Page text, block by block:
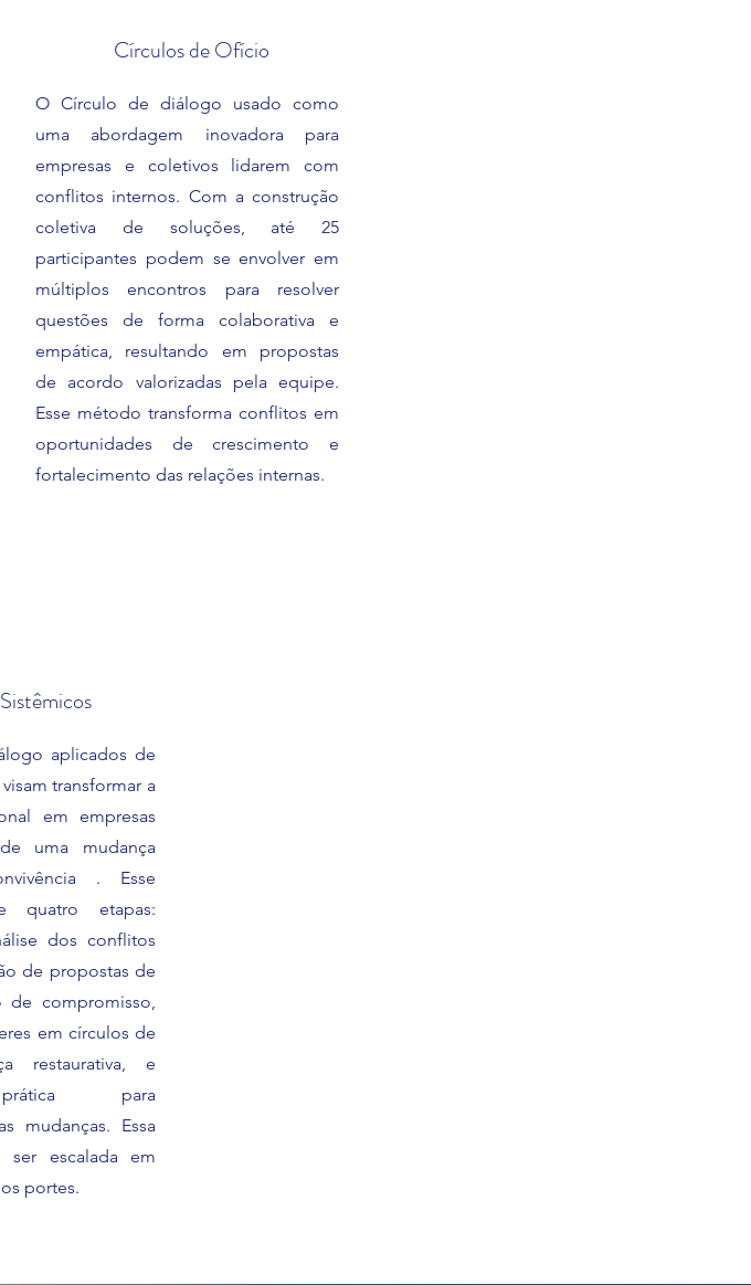
Círculos de Ofício
O Círculo de diálogo usado como
uma abordagem inovadora para
empresas e coletivos lidarem com
conflitos internos. Com a construção
coletiva de soluções, até 25
participantes podem se envolver em
múltiplos encontros para resolver
questões de forma colaborativa e
empática, resultando em propostas
de acordo valorizadas pela equipe.
Esse método transforma conflitos em
oportunidades de crescimento e
fortalecimento das relações internas.
aplicados de
transformar a
em empresas
uma mudança
. Esse
quatro etapas:
dos conflitos
de propostas de
de compromisso,
em círculos de
restaurativa, e
para
mudanças. Essa
ser escalada em
portes.